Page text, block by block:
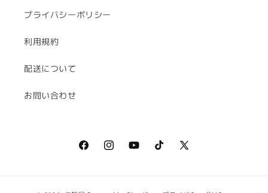
プライバシーポリシー
利用規約
配送について
お問い合わせ
FacebookInstagramYouTubeTikTok
X